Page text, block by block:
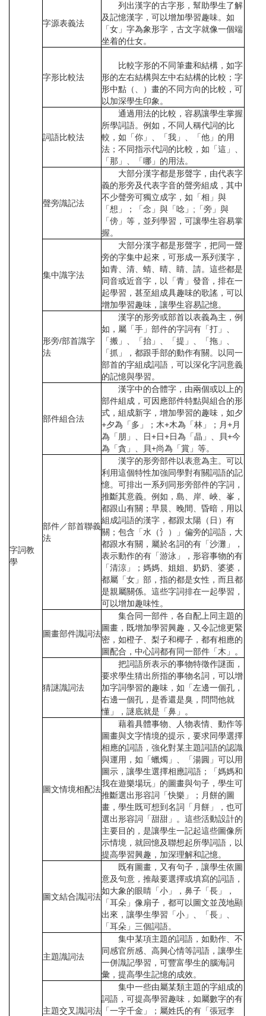
字詞教
學
字源表義法
列出漢字的古字形，幫助學生了解
及記憶漢字，可以增加學習趣味。如
「女」字為象形字，古文字就像一個端
坐着的仕女。
字形比較法
比較字形的不同筆畫和結構，如字
形的左右結構與左中右結構的比較；字
形中點（、）畫的不同方向的比較，可
以加深學生印象。
詞語比較法
通過用法的比較，容易讓學生掌握
所學詞語。例如，不同人稱代詞的比
較，如「你」、「我」、「他」的用
法；不同指示代詞的比較，如「這」、
「那」、「哪」的用法。
聲旁識記法
大部分漢字都是形聲字，由代表字
義的形旁及代表字音的聲旁組成，其中
不少聲旁可獨立成字，如「相」與
「想」；「念」與「唸」;「旁」與
「傍」等，並列學習，可讓學生容易掌
握。
集中識字法
大部分漢字都是形聲字，把同一聲
旁的字集中起來，可形成一系列漢字，
如青、清、蜻、晴、睛、請。這些都是
同音或近音字，以「青」發音，排在一
起學習，甚至組成具趣味的歌謠，可以
增加學習趣味，讓學生容易記憶。
形旁/部首識字
法
漢字的形旁或部首以表義為主，例
如，屬「手」部件的字詞有「打」、
「搬」、「抬」、「提」、「拖」、
「抓」，都跟手部的動作有關。以同一
部首的字組成詞語，可以深化字詞意義
的記憶與學習。
部件組合法
漢字中的合體字，由兩個或以上的
部件組成，可因應部件特點與組合的形
式，組成新字，增加學習的趣味，如夕
+夕為「多」；木+木為「林」；月+月
為「朋」、日+日+日為「晶」、貝+今
為「貪」、貝+尚為「賞」等。
部件／部首聯義
法
漢字的形旁部件以表意為主。可以
利用這個特性加強同學對有關詞語的記
憶。可排出一系列同形旁部件的字詞，
推斷其意義。例如，島、岸、峽、峯，
都跟山有關；早晨、晚間、昏暗，用以
組成詞語的漢字，都跟太陽（日）有
關；包含「水（氵）」偏旁的詞語，大
都跟水有關，屬於名詞的有「沙灘」，
表示動作的有「游泳」，形容事物的有
「清涼」；媽媽、姐姐、奶奶、婆婆，
都屬「女」部，指的都是女性，而且都
是親屬關係。這些字詞排在一起學習，
可以增加趣味性。
圖畫部件識詞法
集合同一部件，各自配上同主題的
圖畫，既增加學習興趣，又令記憶更緊
密，如橙子、梨子和椰子，都有相應的
圖配合，中心詞都有同一部件「木」。
猜謎識詞法
把詞語所表示的事物特徵作謎面，
要求學生猜出所指的事物名詞，可以增
加字詞學習的趣味，如「左邊一個孔，
右邊一個孔，是香還是臭，問問他就
懂」，謎底就是「鼻」。
圖文情境相配法
藉着具體事物、人物表情、動作等
圖畫與文字情境的提示，要求同學選擇
相應的詞語，強化對某主題詞語的認識
與運用，如「蠟燭」、「湯圓」可以用
圖示，讓學生選擇相應詞語；「媽媽和
我在遊樂場玩」的圖畫與句子，學生可
推斷選出形容詞「快樂」；月餅的圖
畫，學生既可想到名詞「月餅」，也可
選出形容詞「甜甜」。這些活動設計的
主要目的，是讓學生一記起這些圖像所
示情境，就回憶及聯想起所學詞語，以
提高學習興趣，加深理解和記憶。
圖文結合識詞法
既有圖畫，又有句子，讓學生依圖
意及句意，推敲要選擇或填寫的詞語，
如大象的眼睛「小」，鼻子「長」，
「耳朵」像扇子，都可以圖文並茂地顯
出來，讓學生學習「小」、「長」、
「耳朵」三個詞語。
主題識詞法
集中某項主題的詞語，如動作、不
同感官所感、高興心情等詞語，讓學生
一併識記學習，可豐富學生的腦海詞
彙，提高學生記憶的成效。
主題交叉識詞法
集中一些由屬某類主題的字組成的
詞語，可提高學習趣味，如屬數字的有
「一字千金」；屬姓氏的有「張冠李